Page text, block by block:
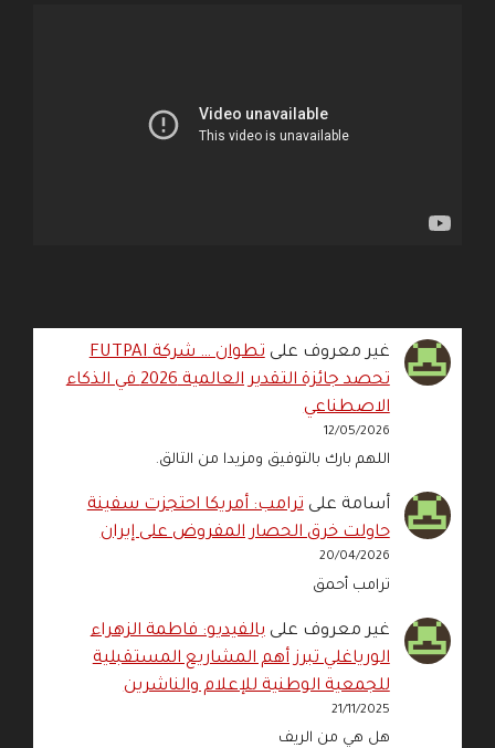
غير معروف على
تطوان … شركة FUTPAI
تحصد جائزة التقدير العالمية 2026 في الذكاء
الاصطناعي
12/05/2026
اللهم بارك بالتوفيق ومزيدا من التالق.
أسامة علىترامب: أمريكا احتجزت سفينة
حاولت خرق الحصار المفروض على إيران
20/04/2026
ترامب أحمق
غير معروف علىبالفيديو: فاطمة الزهراء
الورياغلي تبرز أهم المشاريع المستقبلية
للجمعية الوطنية للإعلام والناشرين
21/11/2025
هل هي من الريف